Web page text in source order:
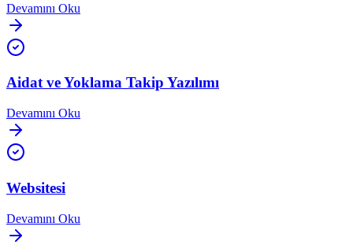
Devamını Oku
Aidat ve Yoklama Takip Yazılımı
Devamını Oku
Websitesi
Devamını Oku